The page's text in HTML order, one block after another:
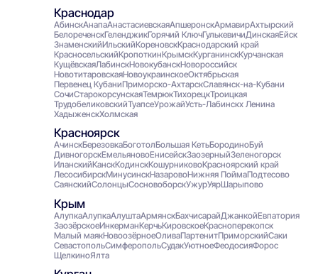
Краснодар
АбинскАнапаАнастасиевскаяАпшеронскАрмавирАхтырский
БелореченскГеленджикГорячий КлючГулькевичиДинскаяЕйск
ЗнаменскийИльскийКореновскКраснодарский край
КрасносельскийКропоткинКрымскКурганинскКурчанская
КущёвскаяЛабинскНовокубанскНовороссийск
НовотитаровскаяНовоукраинскоеОктябрьская
Первенец КубаниПриморско-АхтарскСлавянск-на-Кубани
СочиСтарокорсунскаяТемрюкТихорецкТроицкая
ТрудобеликовскийТуапсеУрожайУсть-Лабинскх Ленина
ХадыженскХолмская
Красноярск
АчинскБерезовкаБоготолБольшая КетьБородиноБуй
ДивногорскЕмельяновоЕнисейскЗаозерныйЗеленогорск
ИланскийКанскКодинскКошурниковоКрасноярский край
ЛесосибирскМинусинскНазаровоНижняя ПоймаПодтесово
СаянскийСолонцыСосновоборскУжурУярШарыпово
Крым
АлупкаАлупкаАлуштаАрмянскБахчисарайДжанкойЕвпатория
ЗаозёрскоеИнкерманКерчьКировскоеКрасноперекопск
Малый маякНовоозёрноеОливаПартенитПриморскийСаки
СевастопольСимферопольСудакУютноеФеодосияФорос
ЩелкиноЯлта